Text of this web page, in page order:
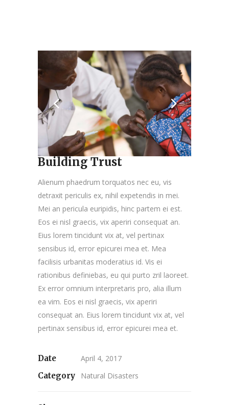
Building Trust
Alienum phaedrum torquatos nec eu, vis
detraxit periculis ex, nihil expetendis in mei.
Mei an pericula euripidis, hinc partem ei est.
Eos ei nisl graecis, vix aperiri consequat an.
Eius lorem tincidunt vix at, vel pertinax
sensibus id, error epicurei mea et. Mea
facilisis urbanitas moderatius id. Vis ei
rationibus definiebas, eu qui purto zril laoreet.
Ex error omnium interpretaris pro, alia illum
ea vim. Eos ei nisl graecis, vix aperiri
consequat an. Eius lorem tincidunt vix at, vel
pertinax sensibus id, error epicurei mea et.
Date
April 4, 2017
Category
Natural Disasters